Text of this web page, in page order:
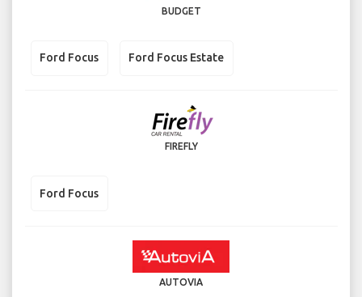
BUDGET
Ford Focus Ford Focus Estate
FIREFLY
Ford Focus
AUTOVIA